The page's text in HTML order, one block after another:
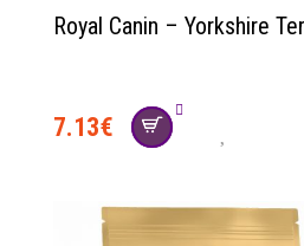
Royal Canin – Yorkshire
7.13€